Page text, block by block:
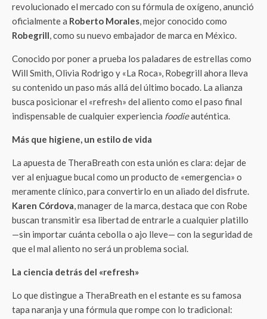
revolucionado el mercado con su fórmula de oxígeno, anunció
oficialmente a Roberto Morales, mejor conocido como
Robegrill, como su nuevo embajador de marca en México.
Conocido por poner a prueba los paladares de estrellas como
Will Smith, Olivia Rodrigo y «La Roca», Robegrill ahora lleva
su contenido un paso más allá del último bocado. La alianza
busca posicionar el «refresh» del aliento como el paso final
indispensable de cualquier experiencia foodieauténtica.
Más que higiene, un estilo de vida
La apuesta de TheraBreath con esta unión es clara: dejar de
ver al enjuague bucal como un producto de «emergencia» o
meramente clínico, para convertirlo en un aliado del disfrute.
Karen Córdova, manager de la marca, destaca que con Robe
buscan transmitir esa libertad de entrarle a cualquier platillo
—sin importar cuánta cebolla o ajo lleve— con la seguridad de
que el mal aliento no será un problema social.
La ciencia detrás del «refresh»
Lo que distingue a TheraBreath en el estante es su famosa
tapa naranja y una fórmula que rompe con lo tradicional: